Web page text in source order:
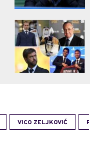
0
VICO ZELJKOVIĆ